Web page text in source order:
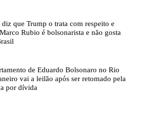
que Trump o trata com respeito e
Rubio é bolsonarista e não gosta
de Eduardo Bolsonaro no Rio
vai a leilão após ser retomado pela
por dívida